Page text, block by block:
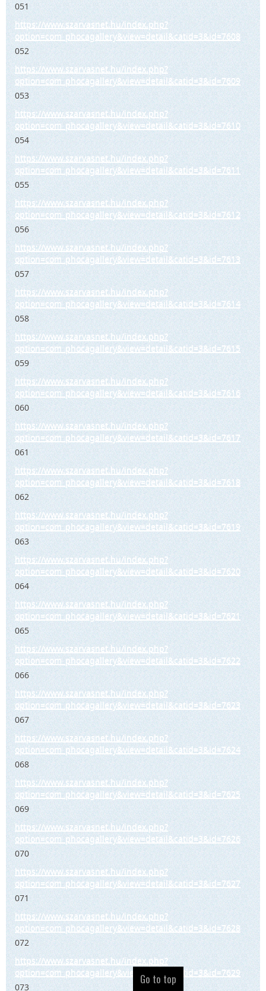
051
https://www.szarvasnet.hu/index.php?
option=com_phocagallery&view=detail&catid=3&id=7608
052
https://www.szarvasnet.hu/index.php?
option=com_phocagallery&view=detail&catid=3&id=7609
053
https://www.szarvasnet.hu/index.php?
option=com_phocagallery&view=detail&catid=3&id=7610
054
https://www.szarvasnet.hu/index.php?
option=com_phocagallery&view=detail&catid=3&id=7611
055
https://www.szarvasnet.hu/index.php?
option=com_phocagallery&view=detail&catid=3&id=7612
056
https://www.szarvasnet.hu/index.php?
option=com_phocagallery&view=detail&catid=3&id=7613
057
https://www.szarvasnet.hu/index.php?
option=com_phocagallery&view=detail&catid=3&id=7614
058
https://www.szarvasnet.hu/index.php?
option=com_phocagallery&view=detail&catid=3&id=7615
059
https://www.szarvasnet.hu/index.php?
option=com_phocagallery&view=detail&catid=3&id=7616
060
https://www.szarvasnet.hu/index.php?
option=com_phocagallery&view=detail&catid=3&id=7617
061
https://www.szarvasnet.hu/index.php?
option=com_phocagallery&view=detail&catid=3&id=7618
062
https://www.szarvasnet.hu/index.php?
option=com_phocagallery&view=detail&catid=3&id=7619
063
https://www.szarvasnet.hu/index.php?
option=com_phocagallery&view=detail&catid=3&id=7620
064
https://www.szarvasnet.hu/index.php?
option=com_phocagallery&view=detail&catid=3&id=7621
065
https://www.szarvasnet.hu/index.php?
option=com_phocagallery&view=detail&catid=3&id=7622
066
https://www.szarvasnet.hu/index.php?
option=com_phocagallery&view=detail&catid=3&id=7623
067
https://www.szarvasnet.hu/index.php?
option=com_phocagallery&view=detail&catid=3&id=7624
068
https://www.szarvasnet.hu/index.php?
option=com_phocagallery&view=detail&catid=3&id=7625
069
https://www.szarvasnet.hu/index.php?
option=com_phocagallery&view=detail&catid=3&id=7626
070
https://www.szarvasnet.hu/index.php?
option=com_phocagallery&view=detail&catid=3&id=7627
071
https://www.szarvasnet.hu/index.php?
option=com_phocagallery&view=detail&catid=3&id=7628
072
https://www.szarvasnet.hu/index.php?
option=com_phocagallery&view=detail&catid=3&id=7629
073
Go to top